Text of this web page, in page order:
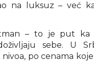
na luksuz – već
– to je put ka
sebe. U
po cenama